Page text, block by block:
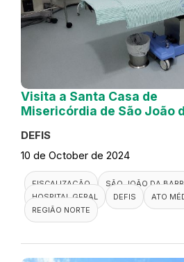
Visita a Santa Casa de
Misericórdia de São João
DEFIS
10 de October de 2024
FISCALIZAÇÃO
SÃO JOÃO DA
HOSPITAL GERAL
DEFIS
ATO
REGIÃO NORTE